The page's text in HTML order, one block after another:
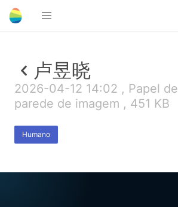
卢昱晓
2026-04-12 14:02 , Papel de
parede de imagem , 451 KB
Humano